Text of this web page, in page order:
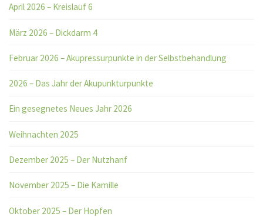
April 2026 – Kreislauf 6
März 2026 – Dickdarm 4
Februar 2026 – Akupressurpunkte in der Selbstbehandlung
2026 – Das Jahr der Akupunkturpunkte
Ein gesegnetes Neues Jahr 2026
Weihnachten 2025
Dezember 2025 – Der Nutzhanf
November 2025 – Die Kamille
Oktober 2025 – Der Hopfen